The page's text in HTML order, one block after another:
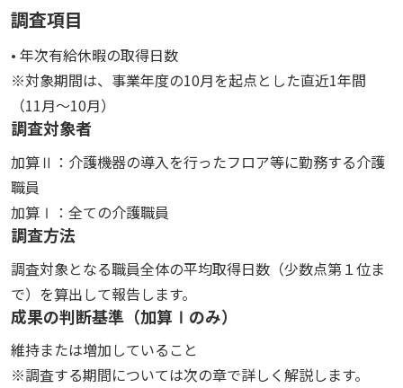
調査項目
• 年次有給休暇の取得日数
※対象期間は、事業年度の10月を起点とした直近1年間
（11月～10月）
調査対象者
加算Ⅱ：介護機器の導入を行ったフロア等に勤務する介護
職員
加算Ⅰ：全ての介護職員
調査方法
調査対象となる職員全体の平均取得日数（少数点第１位ま
で）を算出して報告します。
成果の判断基準（加算Ⅰのみ）
維持または増加していること
※調査する期間については次の章で詳しく解説します。